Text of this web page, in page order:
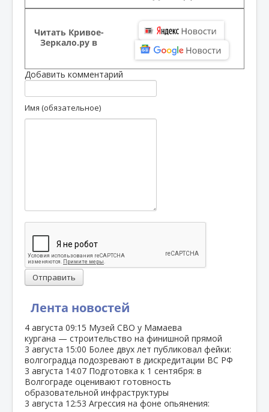
Лента новостей
4 августа 09:15 Музей СВО у Мамаева
кургана — строительство на финишной прямой
3 августа 15:00 Более двух лет публиковал фейки:
волгоградца подозревают в дискредитации ВС РФ
3 августа 14:07 Подготовка к 1 сентября: в
Волгограде оценивают готовность
образовательной инфраструктуры
3 августа 12:53 Агрессия на фоне опьянения:
Читать Кривое-
Зеркало.ру в
Добавить комментарий
Имя (обязательное)
Отправить